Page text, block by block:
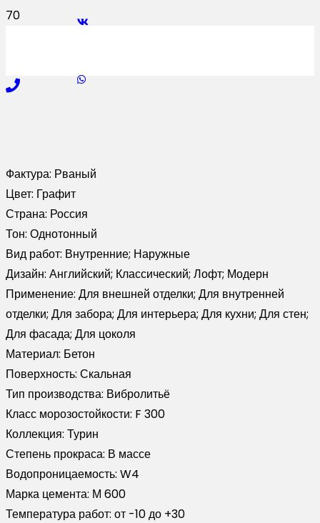
Фактура: Рваный
Цвет: Графит
Страна: Россия
Тон: Однотонный
Вид работ: Внутренние; Наружные
Дизайн: Английский; Классический; Лофт; Модерн
Применение: Для внешней отделки; Для внутренней
отделки; Для забора; Для интерьера; Для кухни; Для стен;
Для фасада; Для цоколя
Материал: Бетон
Поверхность: Скальная
Тип производства: Вибролитьё
Класс морозостойкости: F 300
Коллекция: Турин
Степень прокраса: В массе
Водопроницаемость: W4
Марка цемента: М 600
Температура работ: от -10 до +30